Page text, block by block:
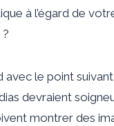
à l’égard de
avec le point
devraient
montrer des